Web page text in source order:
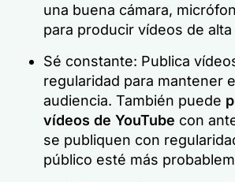
una buena cámara,
para producir vídeos de alta
Sé constante: Publica
regularidad para mantener
audiencia. También puede
vídeos de YouTube con
se publiquen con
público esté más